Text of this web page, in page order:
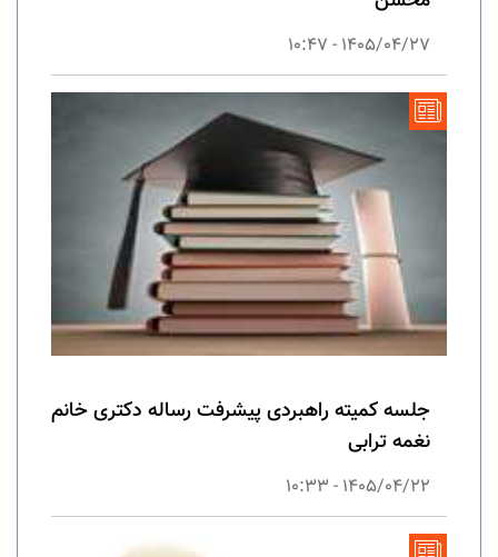
1405/04/27 - 10:47
جلسه کمیته راهبردی پیشرفت رساله دکتری خانم
نغمه ترابی
1405/04/22 - 10:33